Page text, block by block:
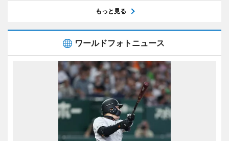
もっと見る
ワールドフォトニュース